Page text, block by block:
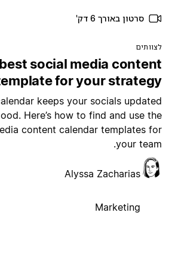
סרטון באורך 6 דק'
best social media
template for your
calendar keeps your socials
good. Here’s how to find and use
media content calendar templates
your
Alyssa Zacharias
Marketing